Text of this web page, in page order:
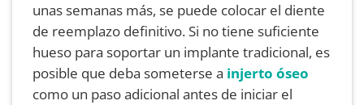
unas semanas más, se puede colocar el diente
de reemplazo definitivo. Si no tiene suficiente
hueso para soportar un implante tradicional, es
posible que deba someterse a injerto óseo
como un paso adicional antes de iniciar el